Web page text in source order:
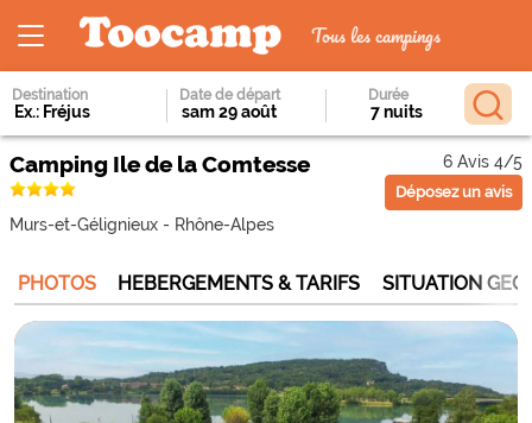
Tous les campings
Destination Date de départ Durée
Camping Ile de la Comtesse
Murs-et-Gélignieux - Rhône-Alpes
6 Avis 4/5
Déposez un avis
PHOTOS HEBERGEMENTS & TARIFS SITUATION